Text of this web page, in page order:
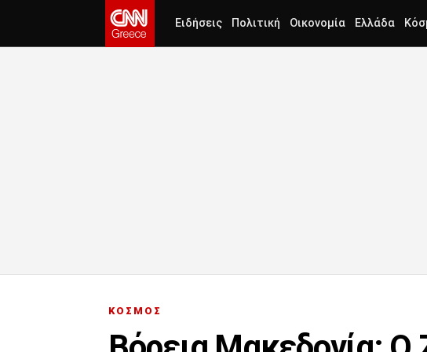
Ειδήσεις Πολιτική Οικονομία Ελλάδα
ΚΟΣΜΟΣ